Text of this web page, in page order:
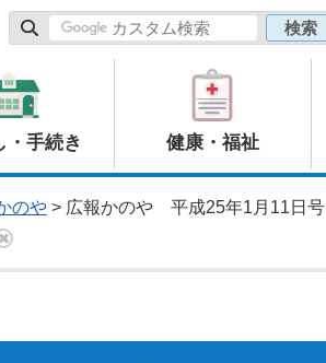
・手続き 健康・福祉
のや> 広報かのや 平成25年1月11日号